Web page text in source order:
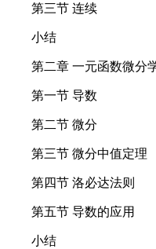
第三节 连续
小结
第二章 一元函数微分
第一节 导数
第二节 微分
第三节 微分中值定理
第四节 洛必达法则
第五节 导数的应用
小结